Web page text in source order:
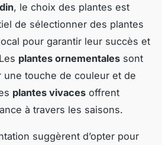
, le choix des plantes est
de sélectionner des plantes
pour garantir leur succès et
plantes ornementales sont
une touche de couleur et de
plantes vivaces offrent
à travers les saisons.
suggèrent d’opter pour